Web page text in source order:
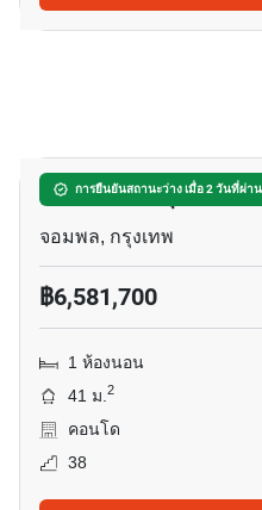
การยืนยันสถานะว่าง เมื่อ 2 วันที่ผ่า
เดอะ ไลน์ จตุจักร –
จอมพล, กรุงเทพ
฿6,581,700
1 ห้องนอน
41 ม.2
คอนโด
38